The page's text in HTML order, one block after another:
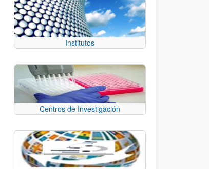
Institutos
Centros de Investigación